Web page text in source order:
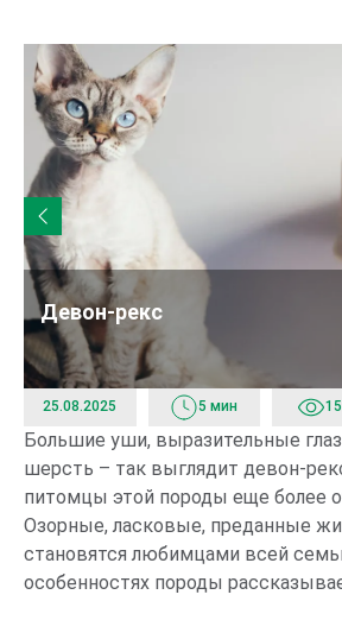
Девон-рекс
25.08.2025 5 мин
Большие уши, выразительные
шерсть – так выглядит девон-
питомцы этой породы еще более
Озорные, ласковые, преданные
становятся любимцами всей
особенностях породы